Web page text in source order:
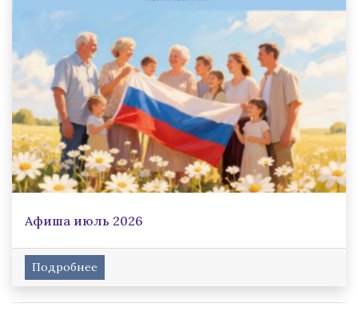
Афиша июль 2026
Подробнее